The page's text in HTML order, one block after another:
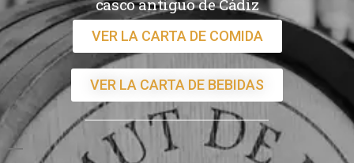
casco antiguo de Cádiz
VER LA CARTA DE COMIDA
VER LA CARTA DE BEBIDAS